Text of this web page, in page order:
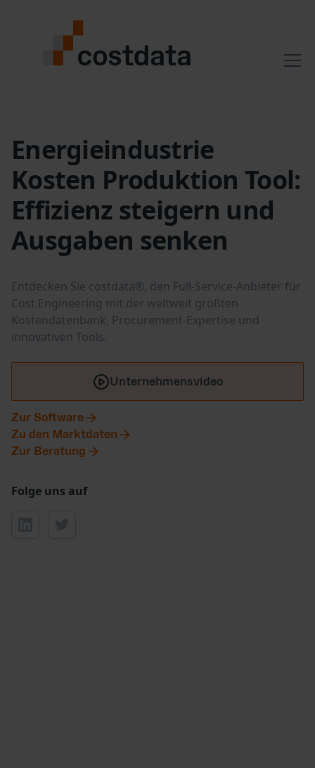
Energieindustrie
Kosten Produktion Tool:
Effizienz steigern und
Ausgaben senken
Entdecken Sie costdata®, den Full-Service-Anbieter für
Cost Engineering mit der weltweit größten
Kostendatenbank, Procurement-Expertise und
innovativen Tools.
Unternehmensvideo
Zur Software
Zu den Marktdaten
Zur Beratung
Folge uns auf